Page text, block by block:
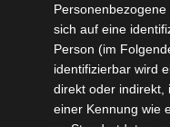
für sechs
zuständige
ausgezahlten
Arbeitgeber auf
zuständigen
sich auf eine
Person (im
identifizierbar wird
direkt oder indirekt,
einer Kennung wie